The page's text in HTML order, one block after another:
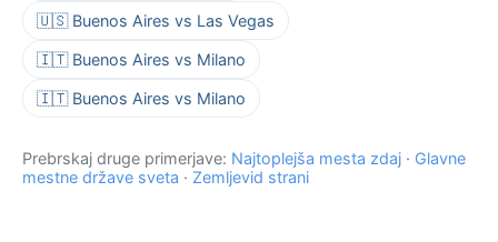
🇺🇸 Buenos Aires vs Las Vegas
🇮🇹 Buenos Aires vs Milano
🇮🇹 Buenos Aires vs Milano
Prebrskaj druge primerjave: Najtoplejša mesta zdaj · Glavne
mestne države sveta · Zemljevid strani